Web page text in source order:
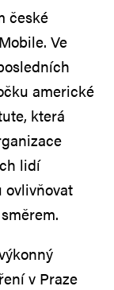
české
Ve
americké
která
lidí
ovlivňovat
v Praze